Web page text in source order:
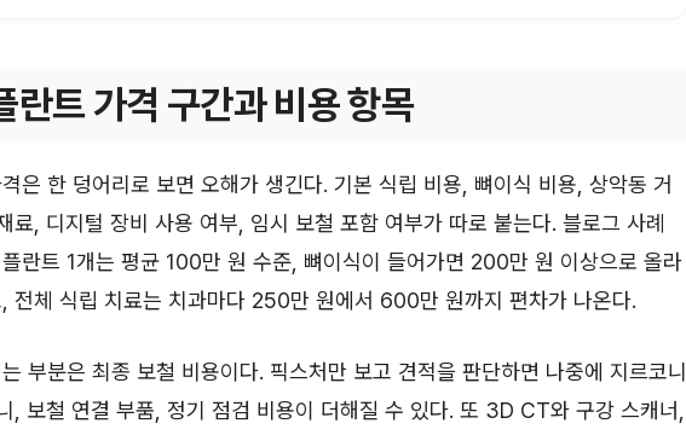
란트 가격 구간과 비용 항목
은 한 덩어리로 보면 오해가 생긴다. 기본 식립 비용, 뼈이식 비용, 상악동 거
료, 디지털 장비 사용 여부, 임시 보철 포함 여부가 따로 붙는다. 블로그 사례
란트 1개는 평균 100만 원 수준, 뼈이식이 들어가면 200만 원 이상으로 올라
전체 식립 치료는 치과마다 250만 원에서 600만 원까지 편차가 나온다.
부분은 최종 보철 비용이다. 픽스처만 보고 견적을 판단하면 나중에 지르코니
, 보철 연결 부품, 정기 점검 비용이 더해질 수 있다. 또 3D CT와 구강 스캐너,